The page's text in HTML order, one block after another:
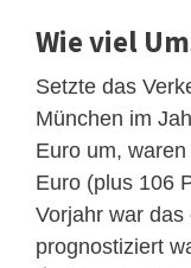
Wie viel
Setzte das
München im
Euro um,
Euro (plus 106
Vorjahr war
prognostiziert